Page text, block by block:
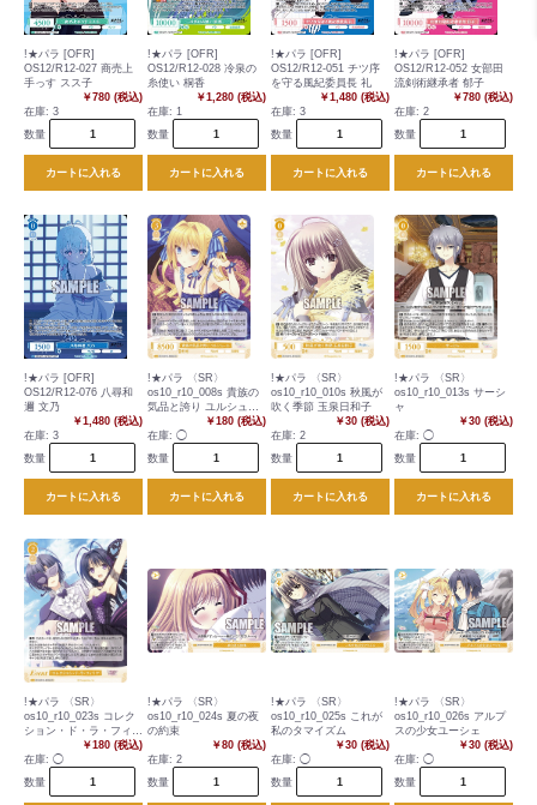
!★パラ [OFR]
OS12/R12-027 商売上
手っす スス子
￥780 (税込)
在庫: 3
数量
カートに入れる
!★パラ [OFR]
OS12/R12-028 冷泉の
糸使い 桐香
￥1,280 (税込)
在庫: 1
数量
カートに入れる
!★パラ [OFR]
OS12/R12-051 チツ序
を守る風紀委員長 礼
￥1,480 (税込)
在庫: 3
数量
カートに入れる
!★パラ [OFR]
OS12/R12-052 女部田
流剣術継承者 郁子
￥780 (税込)
在庫: 2
数量
カートに入れる
!★パラ [OFR]
OS12/R12-076 八尋和
邇 文乃
￥1,480 (税込)
在庫: 3
数量
カートに入れる
!★パラ 〈SR〉
os10_r10_008s 貴族の
気品と誇り ユルシュー
￥180 (税込)
在庫: ◯
数量
カートに入れる
!★パラ 〈SR〉
os10_r10_010s 秋風が
吹く季節 玉泉日和子
￥30 (税込)
在庫: 2
数量
カートに入れる
!★パラ 〈SR〉
os10_r10_013s サーシ
ャ
￥30 (税込)
在庫: ◯
数量
カートに入れる
!★パラ 〈SR〉
os10_r10_023s コレク
ション・ド・ラ・フィリ
￥180 (税込)
在庫: ◯
数量
!★パラ 〈SR〉
os10_r10_024s 夏の夜
の約束
￥80 (税込)
在庫: 2
数量
!★パラ 〈SR〉
os10_r10_025s これが
私のタマイズム
￥30 (税込)
在庫: ◯
数量
!★パラ 〈SR〉
os10_r10_026s アルプ
スの少女ユーシェ
￥30 (税込)
在庫: ◯
数量